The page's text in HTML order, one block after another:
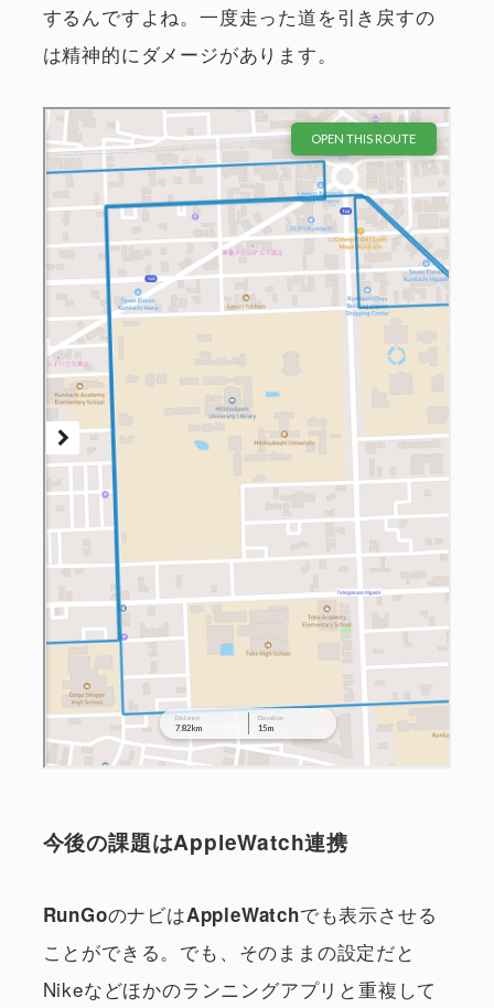
するんですよね。一度走った道を引き戻すの
は精神的にダメージがあります。
今後の課題はAppleWatch連携
RunGoのナビはAppleWatchでも表示させる
ことができる。でも、そのままの設定だと
Nikeなどほかのランニングアプリと重複して